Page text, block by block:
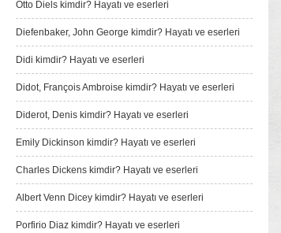
Otto Diels kimdir? Hayatı ve eserleri
Diefenbaker, John George kimdir? Hayatı ve eserleri
Didi kimdir? Hayatı ve eserleri
Didot, François Ambroise kimdir? Hayatı ve eserleri
Diderot, Denis kimdir? Hayatı ve eserleri
Emily Dickinson kimdir? Hayatı ve eserleri
Charles Dickens kimdir? Hayatı ve eserleri
Albert Venn Dicey kimdir? Hayatı ve eserleri
Porfirio Diaz kimdir? Hayatı ve eserleri